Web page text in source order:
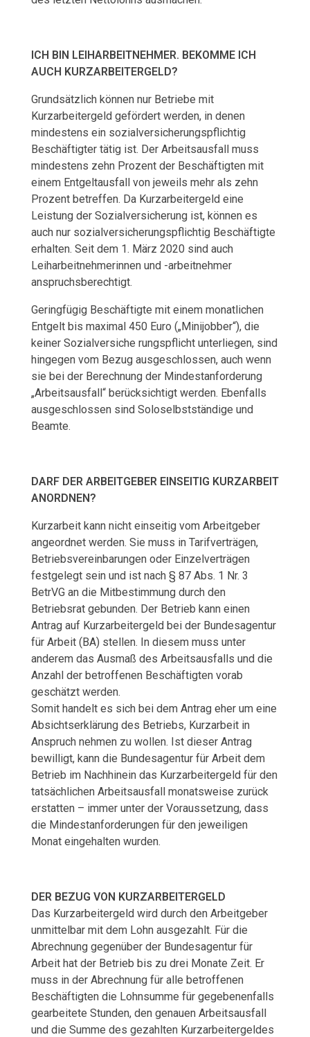
E
ICH BIN LEIHARBEITNEHMER. BEKOMME ICH
AUCH KURZARBEITERGELD?
Grundsätzlich können nur Betriebe mit
Kurzarbeitergeld gefördert werden, in denen
mindestens ein sozialversicherungspflichtig
Beschäftigter tätig ist. Der Arbeitsausfall muss
mindestens zehn Prozent der Beschäftigten mit
einem Entgeltausfall von jeweils mehr als zehn
Prozent betreffen. Da Kurzarbeitergeld eine
Leistung der Sozialversicherung ist, können es
auch nur sozialversicherungspflichtig Beschäftigte
erhalten. Seit dem 1. März 2020 sind auch
Leiharbeitnehmerinnen und -arbeitnehmer
anspruchsberechtigt.
Geringfügig Beschäftigte mit einem monatlichen
Entgelt bis maximal 450 Euro („Minijobber“), die
keiner Sozialversiche rungspflicht unterliegen, sind
hingegen vom Bezug ausgeschlossen, auch wenn
sie bei der Berechnung der Mindestanforderung
„Arbeitsausfall“ berücksichtigt werden. Ebenfalls
ausgeschlossen sind Soloselbstständige und
Beamte.
DARF DER ARBEITGEBER EINSEITIG KURZARBEIT
ANORDNEN?
Kurzarbeit kann nicht einseitig vom Arbeitgeber
angeordnet werden. Sie muss in Tarifverträgen,
Betriebsvereinbarungen oder Einzelverträgen
festgelegt sein und ist nach § 87 Abs. 1 Nr. 3
BetrVG an die Mitbestimmung durch den
Betriebsrat gebunden. Der Betrieb kann einen
Antrag auf Kurzarbeitergeld bei der Bundesagentur
für Arbeit (BA) stellen. In diesem muss unter
anderem das Ausmaß des Arbeitsausfalls und die
Anzahl der betroffenen Beschäftigten vorab
geschätzt werden.
Somit handelt es sich bei dem Antrag eher um eine
Absichtserklärung des Betriebs, Kurzarbeit in
Anspruch nehmen zu wollen. Ist dieser Antrag
bewilligt, kann die Bundesagentur für Arbeit dem
Betrieb im Nachhinein das Kurzarbeitergeld für den
tatsächlichen Arbeitsausfall monatsweise zurück
erstatten – immer unter der Voraussetzung, dass
die Mindestanforderungen für den jeweiligen
Monat eingehalten wurden.
DER BEZUG VON KURZARBEITERGELD
Das Kurzarbeitergeld wird durch den Arbeitgeber
unmittelbar mit dem Lohn ausgezahlt. Für die
Abrechnung gegenüber der Bundesagentur für
Arbeit hat der Betrieb bis zu drei Monate Zeit. Er
muss in der Abrechnung für alle betroffenen
Beschäftigten die Lohnsumme für gegebenenfalls
gearbeitete Stunden, den genauen Arbeitsausfall
und die Summe des gezahlten Kurzarbeitergeldes